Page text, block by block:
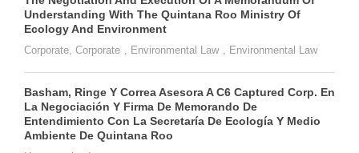
Understanding With The Quintana Roo Ministry Of
Ecology And Environment
Corporate Corporate Environmental Law Environmental Law
Basham, Ringe Y Correa Asesora A C6 Captured Corp. En
La Negociación Y Firma De Memorando De
Entendimiento Con La Secretaría De Ecología Y Medio
Ambiente De Quintana Roo